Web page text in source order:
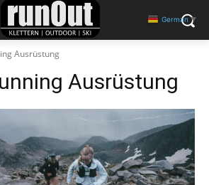
Ausrüstung
Ausrüstung
German ▼